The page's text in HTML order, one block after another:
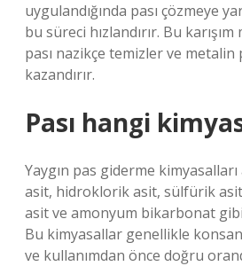
uygulandığında pası çözmeye
bu süreci hızlandırır. Bu
pası nazikçe temizler ve metalin
kazandırır.
Pası hangi
Yaygın pas giderme
asit, hidroklorik asit, sülfürik
asit ve amonyum bikarbonat
Bu kimyasallar genellikle
ve kullanımdan önce doğru